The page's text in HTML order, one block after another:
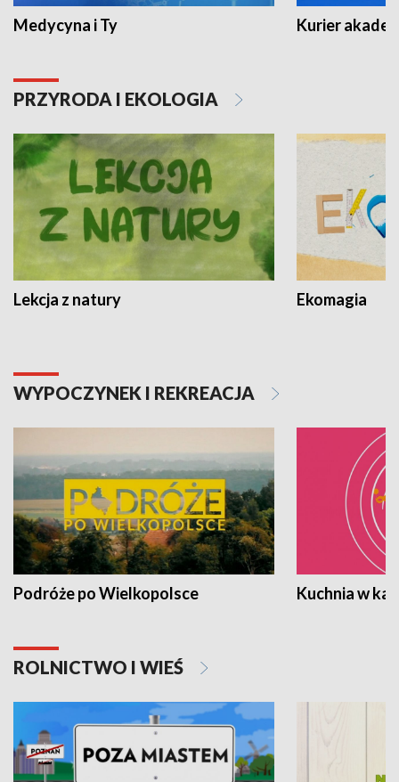
Medycyna i Ty Kurier
PRZYRODA I EKOLOGIA
Lekcja z natury Ekomagia
WYPOCZYNEK I REKREACJA
Podróże po Wielkopolsce Kuchnia w
ROLNICTWO I WIEŚ